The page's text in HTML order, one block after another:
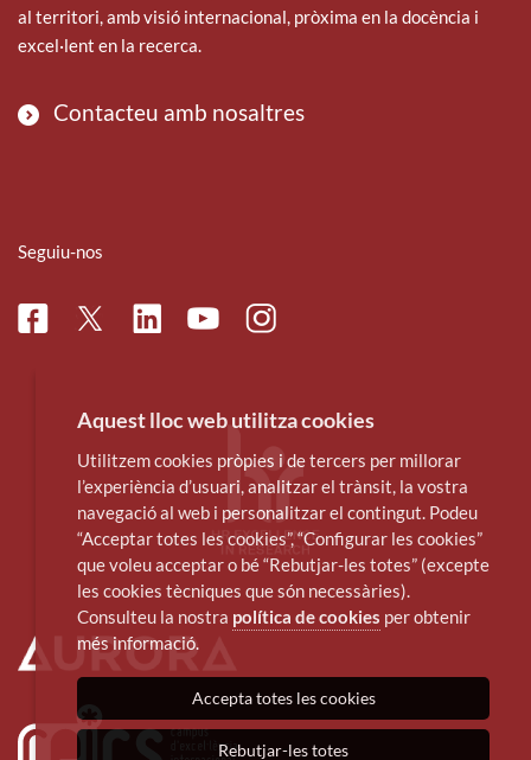
al territori, amb visió internacional, pròxima en la docència i
excel·lent en la recerca.
Contacteu amb nosaltres
Seguiu-nos
FacebookTwitterLinkedinYoutubeInstagram
Aquest lloc web utilitza cookies
Utilitzem cookies pròpies i de tercers per millorar
l’experiència d’usuari, analitzar el trànsit, la vostra
navegació al web i personalitzar el contingut. Podeu
“Acceptar totes les cookies”, “Configurar les cookies”
que voleu acceptar o bé “Rebutjar-les totes” (excepte
les cookies tècniques que són necessàries).
Consulteu la nostra política de cookies per obtenir
més informació.
Accepta totes les cookies
Rebutjar-les totes